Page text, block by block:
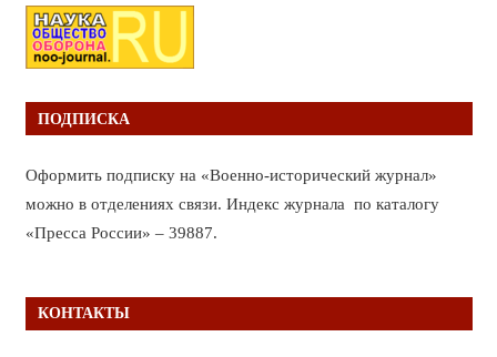
ПОДПИСКА
Оформить подписку на «Военно-исторический журнал»
можно в отделениях связи. Индекс журнала по каталогу
«Пресса России» – 39887.
КОНТАКТЫ